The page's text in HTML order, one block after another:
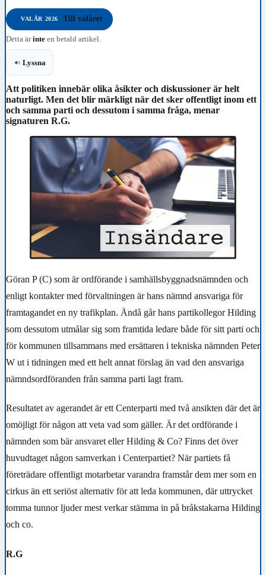
VALÅR 2026 Till valåret
Detta ärinte en betald artikel.
Lyssna
Att politiken innebär olika åsikter och diskussioner är helt
naturligt. Men det blir märkligt när det sker offentligt inom ett
och samma parti och dessutom i samma fråga, menar
signaturen R.G.
Göran P (C) som är ordförande i samhällsbyggnadsnämnden och
enligt kontakter med förvaltningen är hans nämnd ansvariga för
framtagandet en ny trafikplan. Ändå går hans partikollegor Hilding
som dessutom utmålar sig som framtida ledare både för sitt parti och
för kommunen tillsammans med ersättaren i tekniska nämnden Peter
W ut i tidningen med ett helt annat förslag än vad den ansvariga
nämndsordföranden från samma parti lagt fram.
Resultatet av agerandet är ett Centerparti med två ansikten där det är
omöjligt för någon att veta vad som gäller. Är det ordförande i
nämnden som bär ansvaret eller Hilding & Co? Finns det över
huvudtaget någon samverkan i Centerpartiet? När partiets få
företrädare offentligt motarbetar varandra framstår dem mer som en
cirkus än ett seriöst alternativ för att leda kommunen, där uttrycket
tomma tunnor ljuder mest verkar stämma in på bråkstakarna Hilding
och co.
R.G